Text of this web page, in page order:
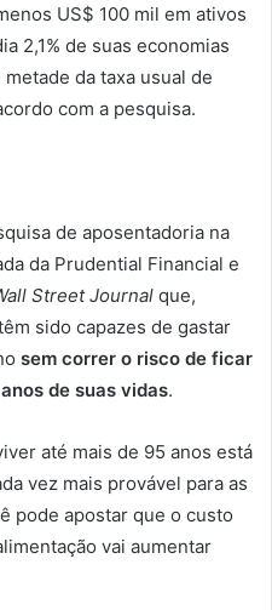
US$ 100 mil em ativos
2,1% de suas economias
da taxa usual de
com a pesquisa.
de aposentadoria na
da Prudential Financial e
Street Journal que,
sido capazes de gastar
sem correr o risco de ficar
de suas vidas.
até mais de 95 anos está
vez mais provável para as
pode apostar que o custo
vai aumentar